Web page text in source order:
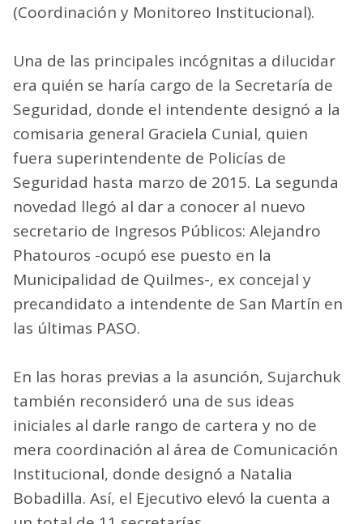
(Coordinación y Monitoreo Institucional).
Una de las principales incógnitas a dilucidar
era quién se haría cargo de la Secretaría de
Seguridad, donde el intendente designó a la
comisaria general Graciela Cunial, quien
fuera superintendente de Policías de
Seguridad hasta marzo de 2015. La segunda
novedad llegó al dar a conocer al nuevo
secretario de Ingresos Públicos: Alejandro
Phatouros -ocupó ese puesto en la
Municipalidad de Quilmes-, ex concejal y
precandidato a intendente de San Martín en
las últimas PASO.
En las horas previas a la asunción, Sujarchuk
también reconsideró una de sus ideas
iniciales al darle rango de cartera y no de
mera coordinación al área de Comunicación
Institucional, donde designó a Natalia
Bobadilla. Así, el Ejecutivo elevó la cuenta a